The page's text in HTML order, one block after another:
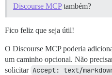
Discourse MCPtambém?
Fico feliz que seja útil!
O Discourse MCP poderia
um caminho opcional. Não
solicitar Accept: text/